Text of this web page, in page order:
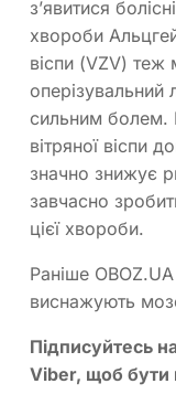
з’явитися
хвороби
віспи (VZV) теж
сильним болем.
вітряної віспи
значно знижує
завчасно
цієї хвороби.
Раніше
виснажують
Підписуйтесь
Viber, щоб бути